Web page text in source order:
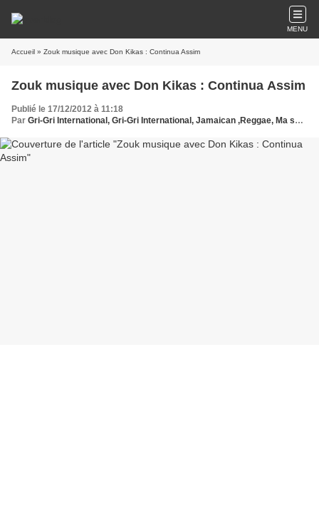
MENU
Accueil » Zouk musique avec Don Kikas : Continua Assim
Zouk musique avec Don Kikas : Continua Assim
Publié le 17/12/2012 à 11:18
Par Gri-Gri International, Gri-Gri International, Jamaican ,Reggae, Ma solange oussou, Zouk, Antilles